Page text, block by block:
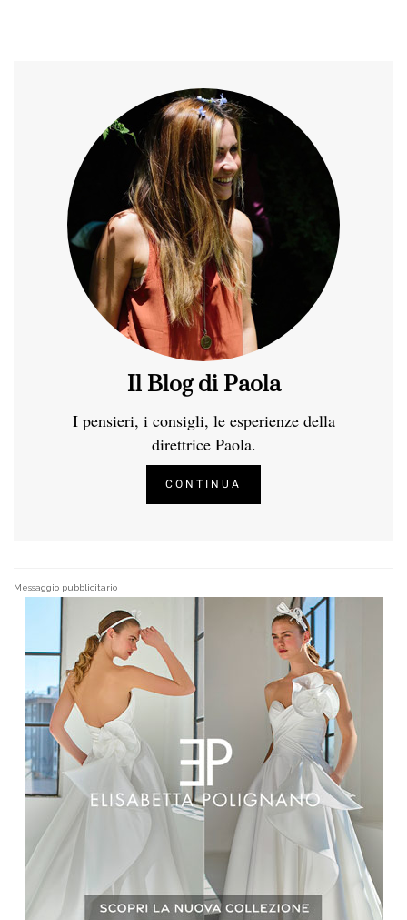
Il Blog di Paola
I pensieri, i consigli, le esperienze della
direttrice Paola.
CONTINUA
Messaggio pubblicitario